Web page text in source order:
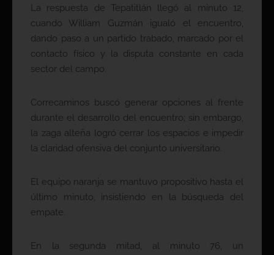
La respuesta de Tepatitlán llegó al minuto 12,
cuando William Guzmán igualó el encuentro,
dando paso a un partido trabado, marcado por el
contacto físico y la disputa constante en cada
sector del campo.
Correcaminos buscó generar opciones al frente
durante el desarrollo del encuentro; sin embargo,
la zaga alteña logró cerrar los espacios e impedir
la claridad ofensiva del conjunto universitario.
El equipo naranja se mantuvo propositivo hasta el
último minuto, insistiendo en la búsqueda del
empate.
En la segunda mitad, al minuto 76, un